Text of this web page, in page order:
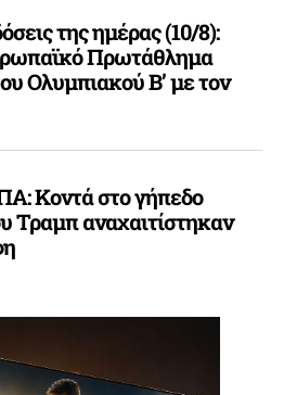
της ημέρας (10/8):
Πρωτάθλημα
Ολυμπιακού Β’ με τον
Κοντά στο γήπεδο
Τραμπ αναχαιτίστηκαν